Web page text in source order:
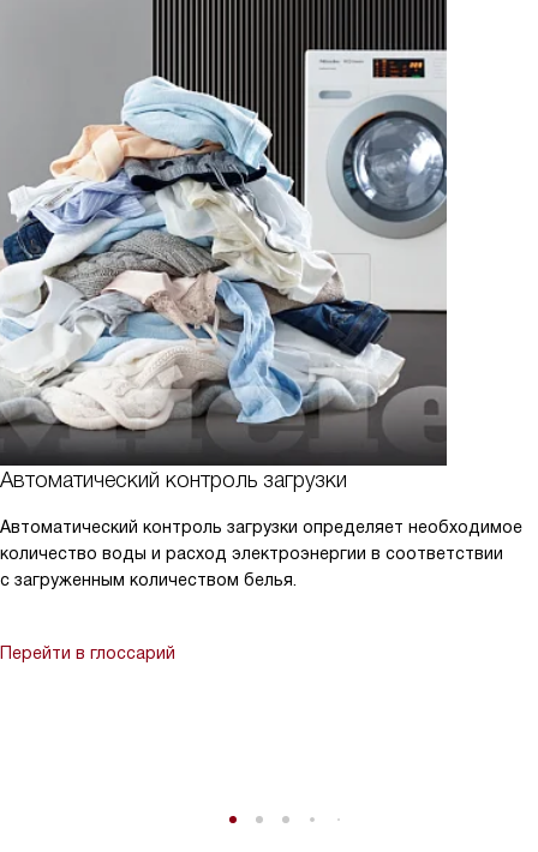
Автоматический контроль загрузки
Автоматический контроль загрузки определяет необходимое
количество воды и расход электроэнергии в соответствии
с загруженным количеством белья.
Перейти в глоссарий